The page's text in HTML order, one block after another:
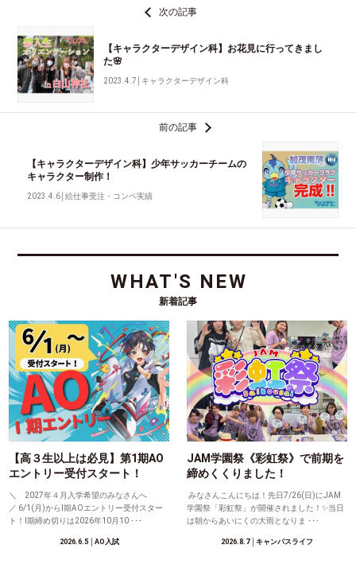
次の記事
【キャラクターデザイン科】お花見に行ってきまし
た🌸
2023.4.7 キャラクターデザイン科
前の記事
【キャラクターデザイン科】少年サッカーチームの
キャラクター制作！
2023.4.6 │絵仕事受注・コンペ実績
WHAT'S NEW
新着記事
【高３生以上は必見】第1期AO
エントリー受付スタート！
＼ 2027年４月入学希望のみなさんへ
／ 6/1(月)からⅠ期AOエントリー受付スター
ト！Ⅰ期締め切りは2026年10月10 ･･･
2026.6.5│AO入試
JAM学園祭《彩虹祭》で前期を
締めくくりました！
みなさんこんにちは！先日7/26(日)にJAM
学園祭「彩虹祭」が開催されました！✨当日
は朝からあいにくの大雨となりま ･･･
2026.8.7│キャンパスライフ